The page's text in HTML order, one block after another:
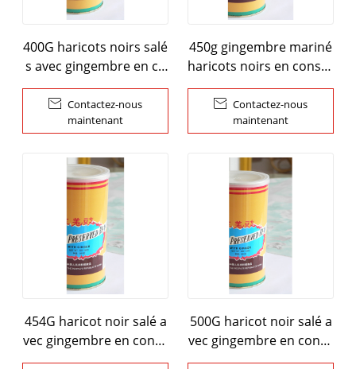
400G haricots noirs salé
s avec gingembre en co
nserve
 Contactez-nous
maintenant
450g gingembre mariné
haricots noirs en conser
ve
 Contactez-nous
maintenant
454G haricot noir salé a
vec gingembre en conse
rve
500G haricot noir salé a
vec gingembre en conse
rve